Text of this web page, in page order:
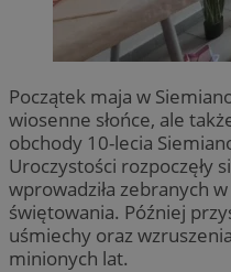
Początek maja w
wiosenne słońce, ale
obchody 10-lecia
Uroczystości rozpoczęły
wprowadziła zebranych
świętowania. Później
uśmiechy oraz
minionych lat.